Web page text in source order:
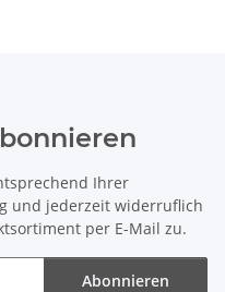
Ihrer
und jederzeit widerruflich
per E-Mail zu.
Abonnieren